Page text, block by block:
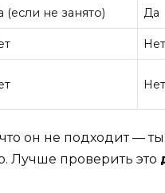
(если не занято) Да
Нет
он не подходит —
Лучше проверить это